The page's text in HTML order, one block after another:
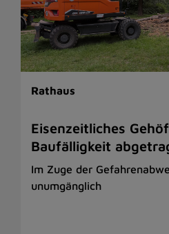
Rathaus
Eisenzeitliches
Baufälligkeit
Im Zuge der
unumgänglich